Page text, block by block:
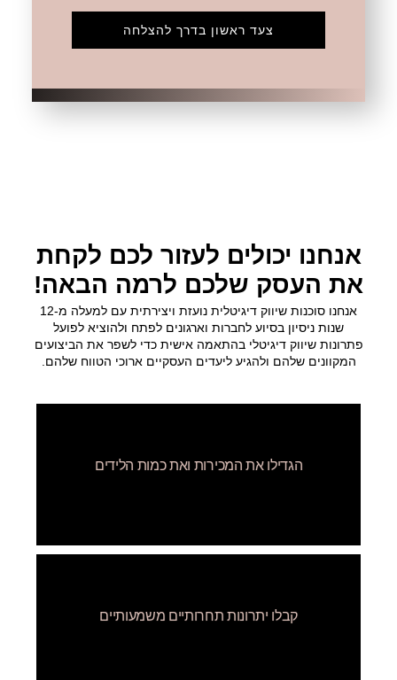
צעד ראשון בדרך להצלחה
אנחנו יכולים לעזור לכם לקחת
את העסק שלכם לרמה הבאה!
אנחנו סוכנות שיווק דיגיטלית נועזת ויצירתית עם למעלה מ-12
שנות ניסיון בסיוע לחברות וארגונים לפתח ולהוציא לפועל
פתרונות שיווק דיגיטלי בהתאמה אישית כדי לשפר את הביצועים
המקוונים שלהם ולהגיע ליעדים העסקיים ארוכי הטווח שלהם.
הגדילו את המכירות ואת כמות הלידים
אנו נעזור לכם לבנות אסטרטגיות מוכחות ליצירת
קבלו יתרונות תחרותיים משמעותיים
אנחנו מבצעים תהליך זיהוי לקהל היעד שלכם כדי
להתחבר ללקוחות פוטנציאליים ביעילות לתוצאות